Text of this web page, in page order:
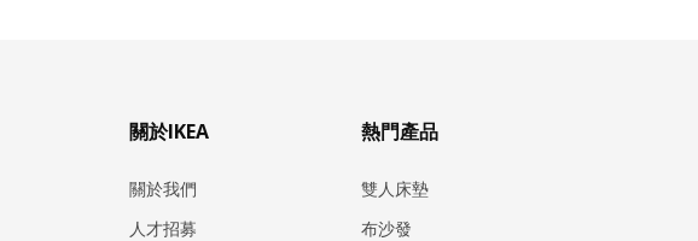
關於IKEA
關於我們
人才招募
熱門產品
雙人床墊
布沙發